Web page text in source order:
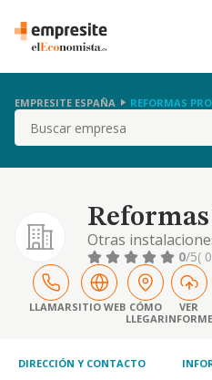
EMPRESITE ESPAÑA REFORMAS
Buscar
Otras
construcción 0/5(
LLAMARSITIO WEB CÓMO
LLEGAR
VER
INFORME
DIRECCIÓN Y CONTACTO